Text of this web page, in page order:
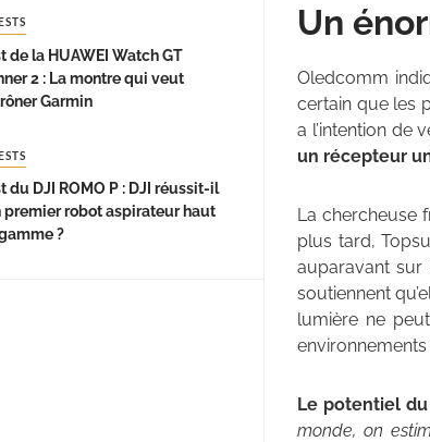
Un
Oledcomm
certain que les
a l’intention de
un récepteur
La chercheuse
plus tard,
auparavant sur
soutiennent
lumière ne
Le potentiel
monde, on
TESTS
de la HUAWEI Watch GT
2 : La montre qui veut
Garmin
TESTS
du DJI ROMO P : DJI réussit-il
premier robot aspirateur haut
?